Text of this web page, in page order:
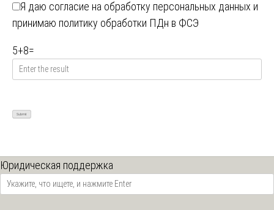
Я даю согласие на обработку персональных данных и
принимаю политику обработки ПДн в ФСЭ
5+8=
Юридическая поддержка